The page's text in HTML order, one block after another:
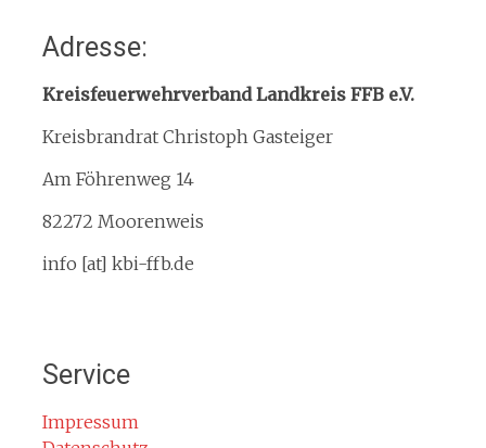
Organisation
Kreisfeuerwehrverband
Kreisbrandinspektion
Service
Rauchmelder
Rettungsgasse
Adresse:
Kreisfeuerwehrverband Landkreis FFB e.V.
Kreisbrandrat Christoph Gasteiger
Am Föhrenweg 14
82272 Moorenweis
info [at] kbi-ffb.de
Service
Impressum